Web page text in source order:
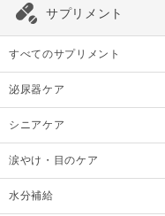
サプリメント
すべてのサプリメント
泌尿器ケア
シニアケア
涙やけ・目のケア
水分補給